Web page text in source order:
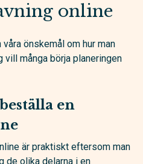
online
önskemål om hur man
många börja planeringen
en
är praktiskt eftersom man
de olika delarna i en